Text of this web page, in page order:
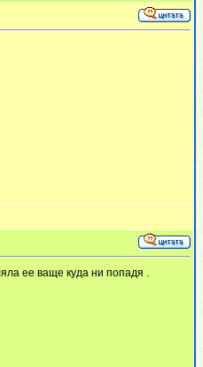
ее ваще куда ни попадя .